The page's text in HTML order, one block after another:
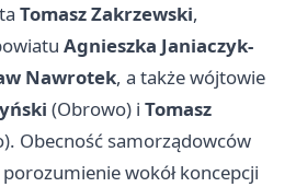
Tomasz Zakrzewski,
Agnieszka Janiaczyk-
Nawrotek, a także wójtowie
(Obrowo) i Tomasz
Obecność samorządowców
wokół koncepcji